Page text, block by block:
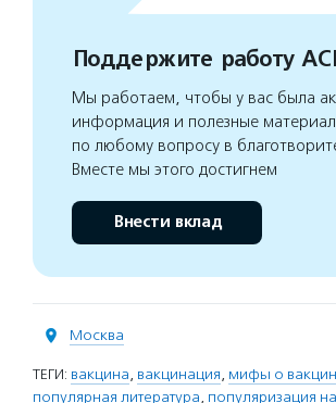
Поддержите работу
Мы работаем, чтобы у вас была
информация и полезные
по любому вопросу в
Вместе мы этого достигнем
Внести вклад
Москва
ТЕГИ: вакцина, вакцинация, мифы о
популярная литература, популяризация